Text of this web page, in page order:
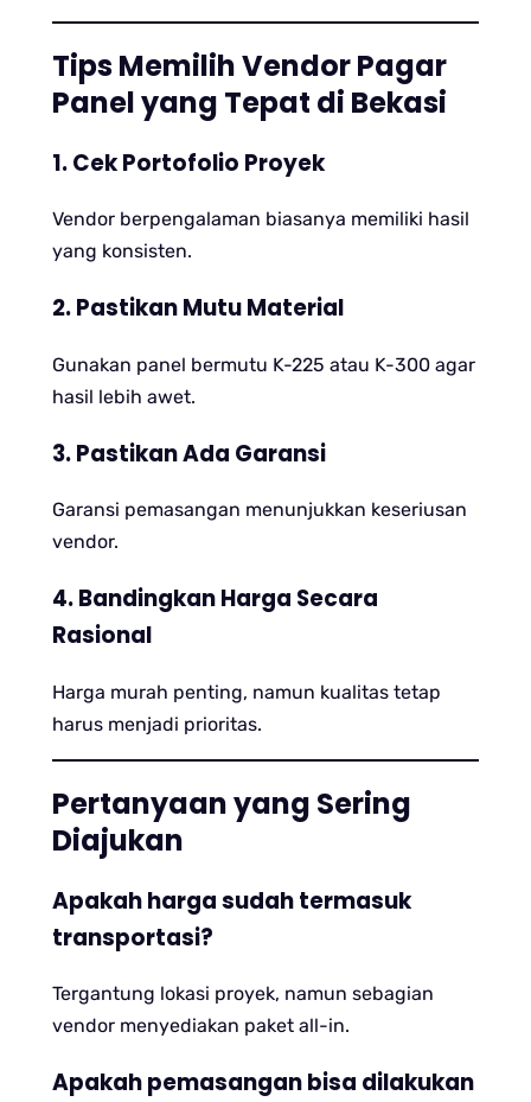
Tips Memilih Vendor Pagar
Panel yang Tepat di Bekasi
1. Cek Portofolio Proyek
Vendor berpengalaman biasanya memiliki hasil
yang konsisten.
2. Pastikan Mutu Material
Gunakan panel bermutu K-225 atau K-300 agar
hasil lebih awet.
3. Pastikan Ada Garansi
Garansi pemasangan menunjukkan keseriusan
vendor.
4. Bandingkan Harga Secara
Rasional
Harga murah penting, namun kualitas tetap
harus menjadi prioritas.
Pertanyaan yang Sering
Diajukan
Apakah harga sudah termasuk
transportasi?
Tergantung lokasi proyek, namun sebagian
vendor menyediakan paket all-in.
Apakah pemasangan bisa dilakukan